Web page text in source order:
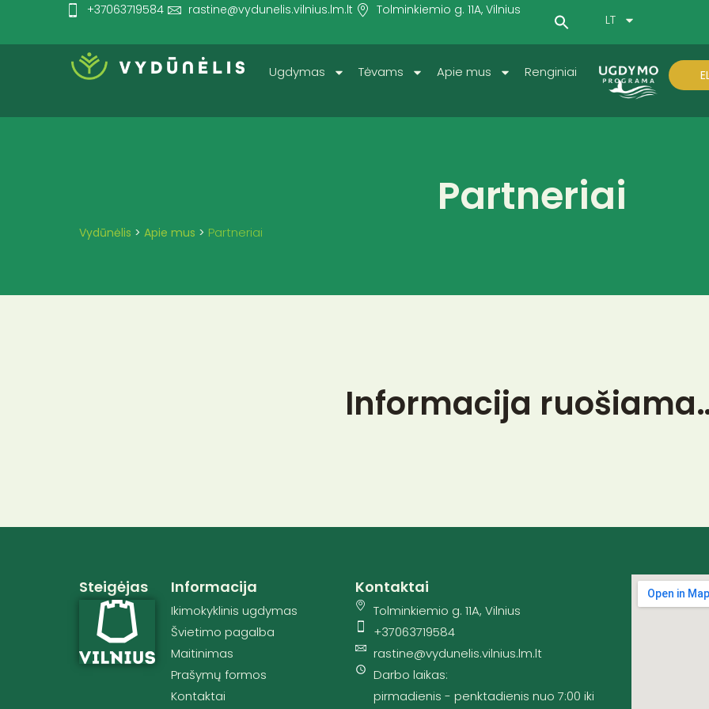
+37063719584 rastine@vydunelis.vilnius.lm.lt Tolminkiemio g. 11A, Vilnius
Search
LT
Ugdymas Tėvams Apie mus Renginiai
Partneriai
Vydūnėlis > Apie mus > Partneriai
Informacija
Steigėjas Informacija
Ikimokyklinis ugdymas
Švietimo pagalba
Maitinimas
Prašymų formos
Kontaktai
Kontaktai
Tolminkiemio g. 11A, Vilnius
+37063719584
rastine@vydunelis.vilnius.lm.lt
Darbo laikas:
pirmadienis - penktadienis nuo 7:00 iki